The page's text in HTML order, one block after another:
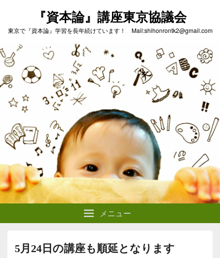
『資本論』講座東京協議会
東京で『資本論』学習を長年続けています！ Mail:shihonrontk2@gmail.com
メニュー
5月24日の講座も順延となります